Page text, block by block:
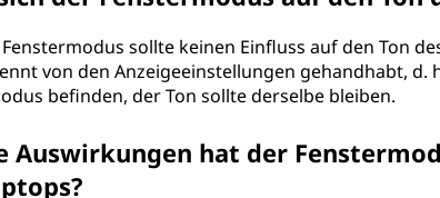
sollte keinen Einfluss auf den Ton
von den Anzeigeeinstellungen gehandhabt, d.
befinden, der Ton sollte derselbe bleiben.
Auswirkungen hat der